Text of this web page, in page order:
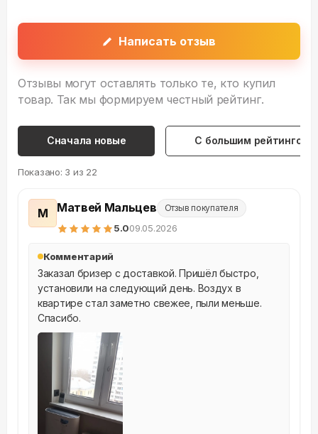
Написать отзыв
Отзывы могут оставлять только те, кто купил
товар. Так мы формируем честный рейтинг.
Сначала новые С большим рейтингом
Показано: 3 из 22
М Матвей Мальцев Отзыв покупателя
5.009.05.2026
Комментарий
Заказал бризер с доставкой. Пришёл быстро,
установили на следующий день. Воздух в
квартире стал заметно свежее, пыли меньше.
Спасибо.